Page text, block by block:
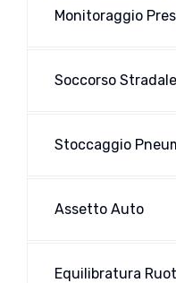
Monitoraggio
Soccorso Stradale
Stoccaggio
Assetto Auto
Equilibratura